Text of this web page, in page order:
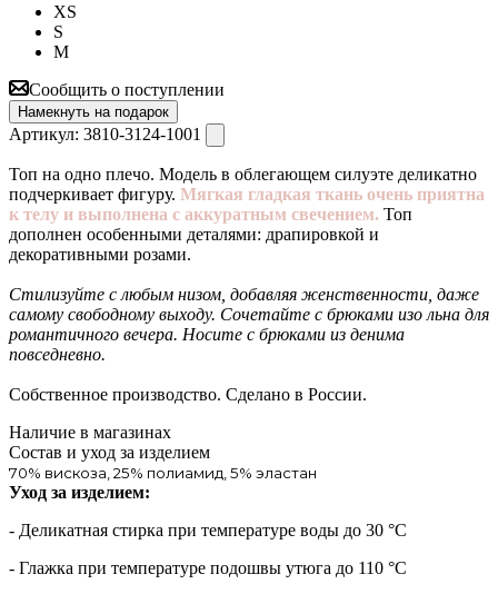
XS
S
M
Сообщить о поступлении
Намекнуть на подарок
Артикул: 3810-3124-1001
Топ на одно плечо. Модель в облегающем силуэте деликатно
подчеркивает фигуру. Мягкая гладкая ткань очень приятна
к телу и выполнена с аккуратным свечением. Топ
дополнен особенными деталями: драпировкой и
декоративными розами.
Стилизуйте с любым низом, добавляя женственности, даже
самому свободному выходу. Сочетайте с брюками изо льна для
романтичного вечера. Носите с брюками из денима
повседневно.
Собственное производство. Сделано в России.
Наличие в магазинах
Состав и уход за изделием
70% вискоза, 25% полиамид, 5% эластан
Уход за изделием:
- Деликатная стирка при температуре воды до 30 °C
- Глажка при температуре подошвы утюга до 110 °C